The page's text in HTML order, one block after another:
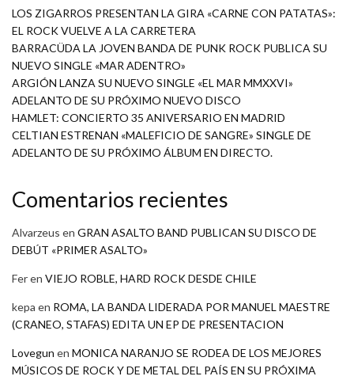
LOS ZIGARROS PRESENTAN LA GIRA «CARNE CON PATATAS»:
EL ROCK VUELVE A LA CARRETERA
BARRACÜDA LA JOVEN BANDA DE PUNK ROCK PUBLICA SU
NUEVO SINGLE «MAR ADENTRO»
ARGIÓN LANZA SU NUEVO SINGLE «EL MAR MMXXVI»
ADELANTO DE SU PRÓXIMO NUEVO DISCO
HAMLET: CONCIERTO 35 ANIVERSARIO EN MADRID
CELTIAN ESTRENAN «MALEFICIO DE SANGRE» SINGLE DE
ADELANTO DE SU PRÓXIMO ÁLBUM EN DIRECTO.
Comentarios recientes
Alvarzeus en GRAN ASALTO BAND PUBLICAN SU DISCO DE
DEBÚT «PRIMER ASALTO»
Feren VIEJO ROBLE, HARD ROCK DESDE CHILE
kepa en ROMA, LA BANDA LIDERADA POR MANUEL MAESTRE
(CRANEO, STAFAS) EDITA UN EP DE PRESENTACION
Lovegun en MONICA NARANJO SE RODEA DE LOS MEJORES
MÚSICOS DE ROCK Y DE METAL DEL PAÍS EN SU PRÓXIMA